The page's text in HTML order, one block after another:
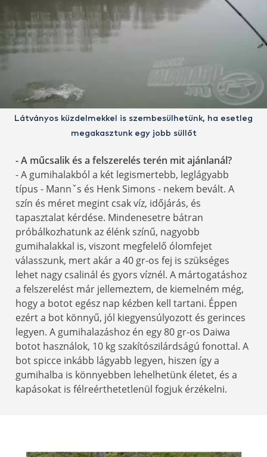
Látványos küzdelmekkel is szembesülhetünk, ha esetleg
megakasztunk egy jobb süllőt
- A műcsalik és a felszerelés terén mit ajánlanál?
- A gumihalakból a két legismertebb, leglágyabb
típus - Mannˇs és Henk Simons - nekem bevált. A
szín és méret megint csak víz, időjárás, és
tapasztalat kérdése. Mindenesetre bátran
próbálkozhatunk az élénk színű, nagyobb
gumihalakkal is, viszont megfelelő ólomfejet
válasszunk, mert akár a 40 gr-os fej is szükséges
lehet nagy csalinál és gyors víznél. A mártogatáshoz
a felszerelést már jellemeztem, de kiemelném még,
hogy a botot egész nap kézben kell tartani. Éppen
ezért a bot könnyű, jól kiegyensúlyozott és gerinces
legyen. A gumihalazáshoz én egy 80 gr-os Daiwa
botot használok, 10 kg szakítószilárdságú fonottal. A
bot spicce inkább lágyabb legyen, hiszen így a
gumihalba is könnyebben lehelhetünk életet, és a
kapásokat is félreérthetetlenül fogjuk érzékelni.